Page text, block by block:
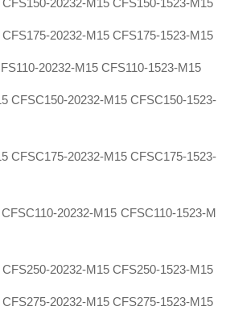
20232-M15 CFS150-1523-M15
20232-M15 CFS175-1523-M15
20232-M15 CFS110-1523-M15
CFSC150-20232-M15 CFSC150-1523-
CFSC175-20232-M15 CFSC175-1523-
20232-M15 CFSC110-1523-M
20232-M15 CFS250-1523-M15
20232-M15 CFS275-1523-M15